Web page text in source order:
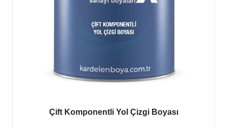
Çift Komponentli Yol Çizgi Boyası